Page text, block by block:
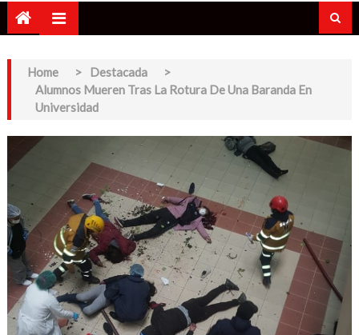
Home > Destacada
>
Alumnos Mueren Tras La Rotura De Una Baranda En
Universidad